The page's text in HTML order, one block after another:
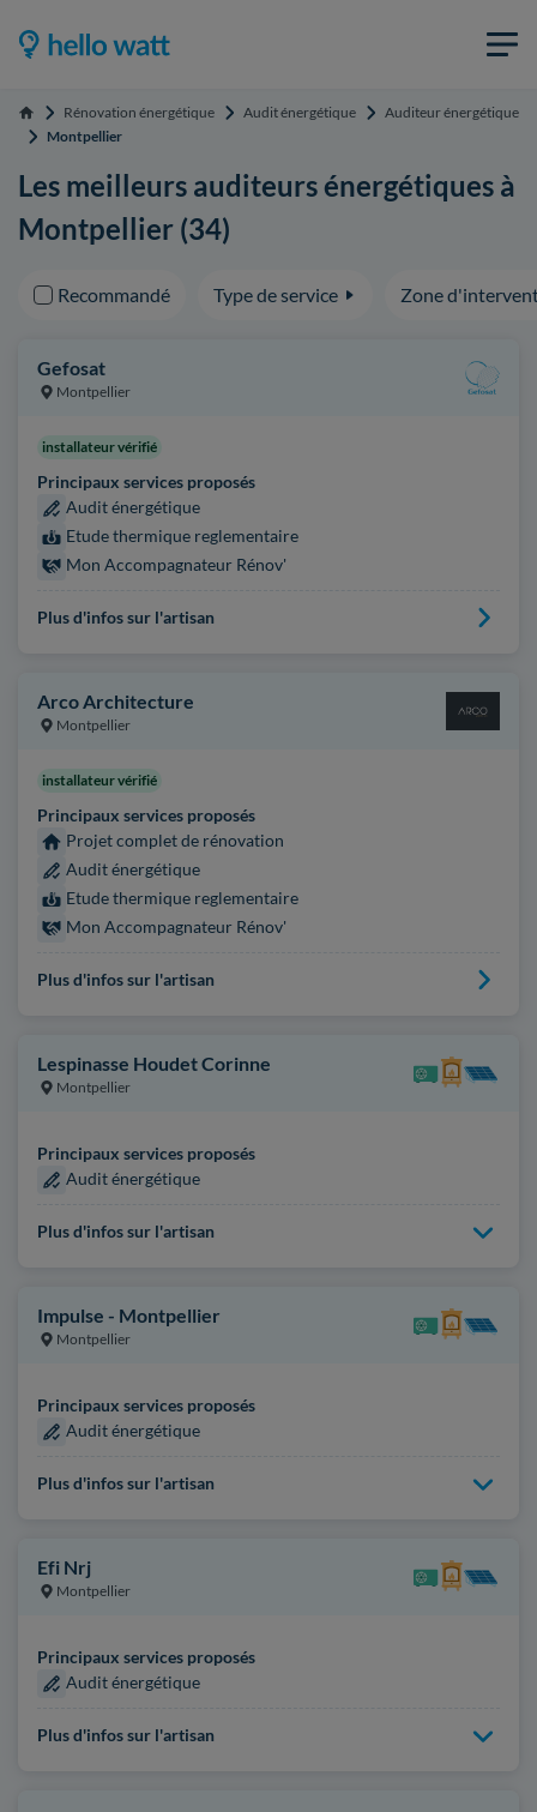
Accueil Rénovation énergétique Audit énergétique
Auditeur énergétique
Montpellier
Les meilleurs auditeurs énergétiques à
Montpellier (34)
Recommandé Type de service Zone
Gefosat
Montpellier
installateur vérifié
Principaux services proposés
Audit énergétique
Etude thermique reglementaire
Mon Accompagnateur Rénov'
Plus d'infos sur l'artisan
Arco Architecture
Montpellier
installateur vérifié
Principaux services proposés
Projet complet de rénovation
Audit énergétique
Etude thermique reglementaire
Mon Accompagnateur Rénov'
Plus d'infos sur l'artisan
Lespinasse Houdet Corinne
Montpellier
Principaux services proposés
Audit énergétique
Plus d'infos sur l'artisan
Impulse - Montpellier
Montpellier
Principaux services proposés
Audit énergétique
Plus d'infos sur l'artisan
Efi Nrj
Montpellier
Principaux services proposés
Audit énergétique
Plus d'infos sur l'artisan